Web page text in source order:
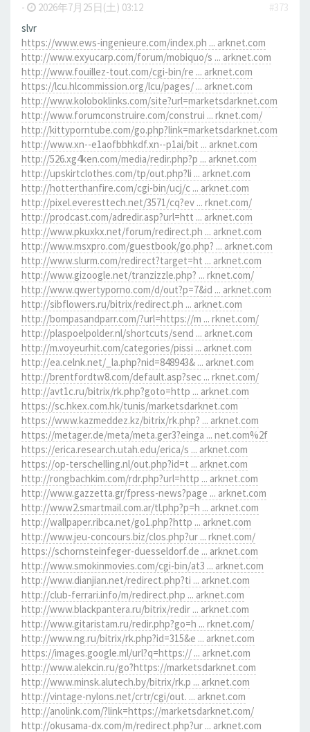
- 2026年7月25日(土) 03:12
#373
slvr
https://www.ews-ingenieure.com/index.ph ... arknet.com
http://www.exyucarp.com/forum/mobiquo/s ... arknet.com
http://www.fouillez-tout.com/cgi-bin/re ... arknet.com
https://lcu.hlcommission.org/lcu/pages/ ... arknet.com
http://www.koloboklinks.com/site?url=marketsdarknet.com
http://www.forumconstruire.com/construi ... rknet.com/
http://kittyporntube.com/go.php?link=marketsdarknet.com
http://www.xn--e1aofbbhkdf.xn--p1ai/bit ... arknet.com
http://526.xg4ken.com/media/redir.php?p ... arknet.com
http://upskirtclothes.com/tp/out.php?li ... arknet.com
http://hotterthanfire.com/cgi-bin/ucj/c ... arknet.com
http://pixel.everesttech.net/3571/cq?ev ... rknet.com/
http://prodcast.com/adredir.asp?url=htt ... arknet.com
http://www.pkuxkx.net/forum/redirect.ph ... arknet.com
http://www.msxpro.com/guestbook/go.php? ... arknet.com
http://www.slurm.com/redirect?target=ht ... arknet.com
http://www.gizoogle.net/tranzizzle.php? ... rknet.com/
http://www.qwertyporno.com/d/out?p=7&id ... arknet.com
http://sibflowers.ru/bitrix/redirect.ph ... arknet.com
http://bompasandparr.com/?url=https://m ... rknet.com/
http://plaspoelpolder.nl/shortcuts/send ... arknet.com
http://m.voyeurhit.com/categories/pissi ... arknet.com
http://ea.celnk.net/_la.php?nid=848943& ... arknet.com
http://brentfordtw8.com/default.asp?sec ... rknet.com/
http://avt1c.ru/bitrix/rk.php?goto=http ... arknet.com
https://sc.hkex.com.hk/tunis/marketsdarknet.com
https://www.kazmeddez.kz/bitrix/rk.php? ... arknet.com
https://metager.de/meta/meta.ger3?einga ... net.com%2f
https://erica.research.utah.edu/erica/s ... arknet.com
https://op-terschelling.nl/out.php?id=t ... arknet.com
http://rongbachkim.com/rdr.php?url=http ... arknet.com
http://www.gazzetta.gr/fpress-news?page ... arknet.com
http://www2.smartmail.com.ar/tl.php?p=h ... arknet.com
http://wallpaper.ribca.net/go1.php?http ... arknet.com
http://www.jeu-concours.biz/clos.php?ur ... rknet.com/
https://schornsteinfeger-duesseldorf.de ... arknet.com
http://www.smokinmovies.com/cgi-bin/at3 ... arknet.com
http://www.dianjian.net/redirect.php?ti ... arknet.com
http://club-ferrari.info/m/redirect.php ... arknet.com
http://www.blackpantera.ru/bitrix/redir ... arknet.com
http://www.gitaristam.ru/redir.php?go=h ... rknet.com/
http://www.ng.ru/bitrix/rk.php?id=315&e ... arknet.com
https://images.google.ml/url?q=https:// ... arknet.com
http://www.alekcin.ru/go?https://marketsdarknet.com
http://www.minsk.alutech.by/bitrix/rk.p ... arknet.com
http://vintage-nylons.net/crtr/cgi/out. ... arknet.com
http://anolink.com/?link=https://marketsdarknet.com/
http://okusama-dx.com/m/redirect.php?ur ... arknet.com